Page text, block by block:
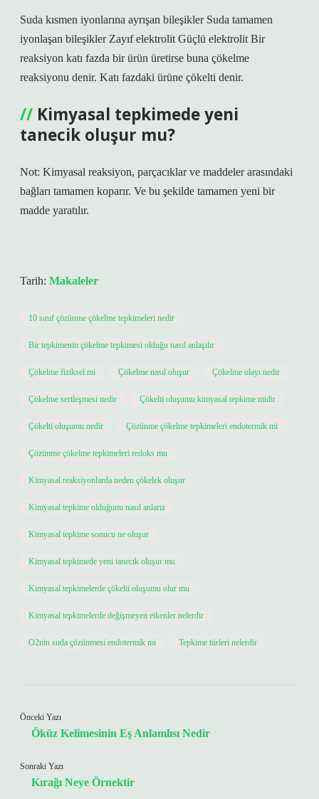
Suda kısmen iyonlarına ayrışan bileşikler Suda tamamen
iyonlaşan bileşikler Zayıf elektrolit Güçlü elektrolit Bir
reaksiyon katı fazda bir ürün üretirse buna çökelme
reaksiyonu denir. Katı fazdaki ürüne çökelti denir.
Kimyasal tepkimede yeni
tanecik oluşur mu?
Not: Kimyasal reaksiyon, parçacıklar ve maddeler arasındaki
bağları tamamen koparır. Ve bu şekilde tamamen yeni bir
madde yaratılır.
Tarih: Makaleler
10 sınıf çözünme çökelme tepkimeleri nedir
Bir tepkimenin çökelme tepkimesi olduğu nasıl anlaşılır
Çökelme fiziksel mi Çökelme nasıl oluşur Çökelme olayı nedir
Çökelme sertleşmesi nedir Çökelti oluşumu kimyasal tepkime midir
Çökelti oluşumu nedir Çözünme çökelme tepkimeleri endotermik mi
Çözünme çökelme tepkimeleri redoks mu
Kimyasal reaksiyonlarda neden çökelek oluşur
Kimyasal tepkime olduğunu nasıl anlarız
Kimyasal tepkime sonucu ne oluşur
Kimyasal tepkimede yeni tanecik oluşur mu
Kimyasal tepkimelerde çökelti oluşumu olur mu
Kimyasal tepkimelerde değişmeyen etkenler nelerdir
O2nin suda çözünmesi endotermik mi Tepkime türleri nelerdir
Önceki Yazı
Öküz Kelimesinin Eş Anlamlısı Nedir
Sonraki Yazı
Kırağı Neye Örnektir